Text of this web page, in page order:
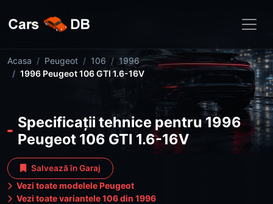
Acasa Peugeot 106
1996
1996 Peugeot 106 GTI 1.6-16V
Specificații tehnice pentru 1996
Peugeot 106 GTI 1.6-16V
Salvează în Garaj
Vezi toate modelele Peugeot
Vezi toate variantele 106 din 1996